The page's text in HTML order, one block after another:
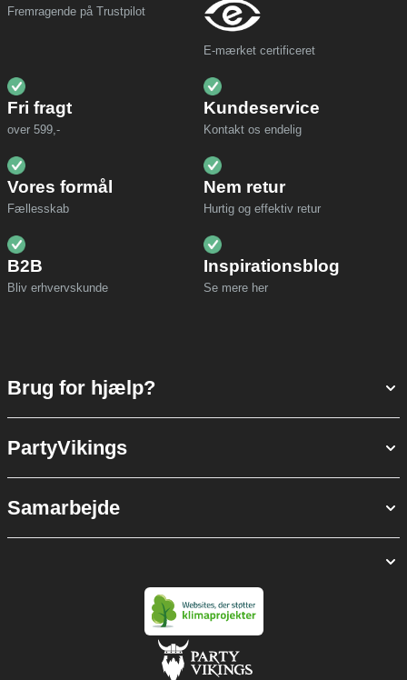
Fremragende på Trustpilot
E-mærket certificeret
Fri fragt
over 599,-
Kundeservice
Kontakt os endelig
Vores formål
Fællesskab
Nem retur
Hurtig og effektiv retur
B2B
Bliv erhvervskunde
Inspirationsblog
Se mere her
Brug for hjælp?
PartyVikings
Samarbejde